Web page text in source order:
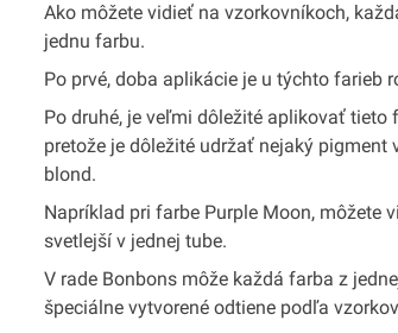
Ako môžete vidieť na vzorkovníkoch,
jednu farbu.
Po prvé, doba aplikácie je u týchto farieb
Po druhé, je veľmi dôležité aplikovať tieto
pretože je dôležité udržať nejaký
blond.
Napríklad pri farbe Purple Moon, môžete
svetlejší v jednej tube.
V rade Bonbons môže každá farba z
špeciálne vytvorené odtiene podľa